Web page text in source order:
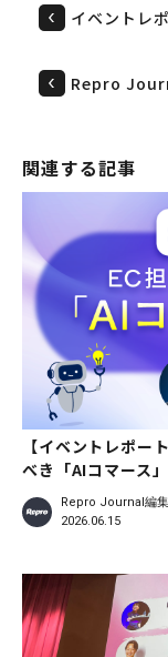
イベントレ
Repro
関連する記事
【イベントレポー
べき「AIコマース
Repro Journal編
2026.06.15